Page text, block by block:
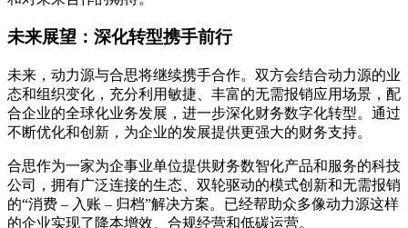
未来展望：深化转型携手前行
未来，动力源与合思将继续携手合作。双方会结合动力源的业
态和组织变化，充分利用敏捷、丰富的无需报销应用场景，配
合企业的全球化业务发展，进一步深化财务数字化转型。通过
不断优化和创新，为企业的发展提供更强大的财务支持。
合思作为一家为企事业单位提供财务数智化产品和服务的科技
公司，拥有广泛连接的生态、双轮驱动的模式创新和无需报销
的“消费 – 入账 – 归档”解决方案。已经帮助众多像动力源这样
的企业实现了降本增效、合规经营和低碳运营。